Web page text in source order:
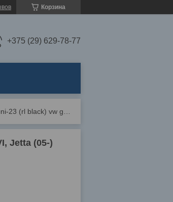
Корзина
+375 (29) 629-78-77
Jetta (05-)